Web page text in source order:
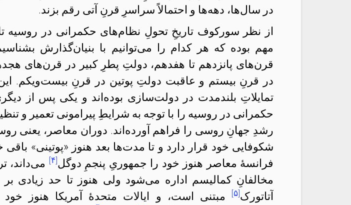
در سال‌ها، دهه‌ها و احتمالاً سراسرِ قرنِ آتی رقم بزند.
از نظر سورکوف تاریخِ تحولِ نظام‌های حکمرانی در روسیه
مهم بوده که هر کدام را می‌توانیم با بنیان‌گذارش
قرن‌های پانزدهم تا هفدهم، دولتِ پطرِ کبیر در قرن‌های
در قرنِ بیستم و عاقبت دولتِ پوتین در قرنِ بیست‌و‌یکم.
تمایلاتِ بلندمدت در دولت‌سازی بوده‌اند و یکی پس از
حکمرانی در روسیه را با توجه به شرایطِ پیرامونی تعمیر و
رشدِ جهانِ روسی را فراهم آورده‌اند. دوران معاصر، یعنی
شکوفایی خود قرار دارد و تا مدت‌ها بعد هنوز «پوتینی»
فرانسهٔ معاصر هنوز خود را جمهوریِ پنجمِ دوگل[۴] می‌داند،
مخالفانِ کمالیسم اداره می‌شود ولی هنوز تا حد زیادی
آتاتورک[۵]
مبتنی است، و ایالات متحدهٔ آمریکا هنوز